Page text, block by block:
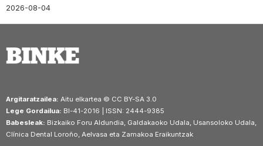
2026-08-04
Argitaratzailea: Aitu elkartea © CC BY-SA 3.0
Lege Gordailua: BI-41-2016 | ISSN: 2444-9385
Babesleak: Bizkaiko Foru Aldundia, Galdakaoko Udala, Usansoloko Udala,
Clínica Dental Loroño, Aelvasa eta Zamakoa Eraikuntzak